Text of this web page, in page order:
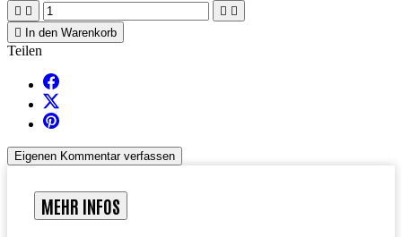
   
 In den Warenkorb
Teilen
Eigenen Kommentar verfassen
MEHR INFOS